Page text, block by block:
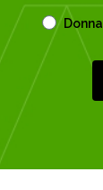
Donna